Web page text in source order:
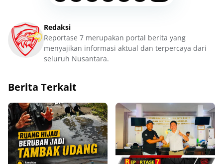
Redaksi
Reportase 7 merupakan portal berita yang
menyajikan informasi aktual dan terpercaya dari
seluruh Nusantara.
Berita Terkait